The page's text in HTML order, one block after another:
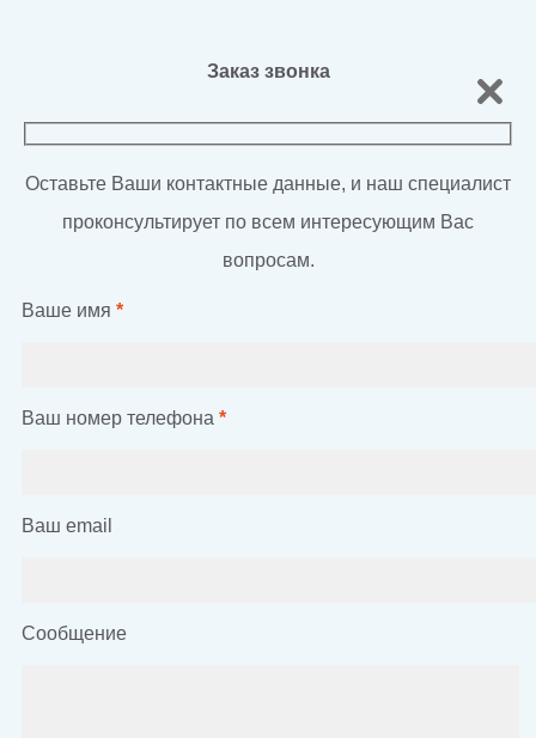
Заказ звонка
Оставьте Ваши контактные данные, и наш специалист
проконсультирует по всем интересующим Вас
вопросам.
Ваше имя *
Ваш номер телефона *
Ваш email
Сообщение